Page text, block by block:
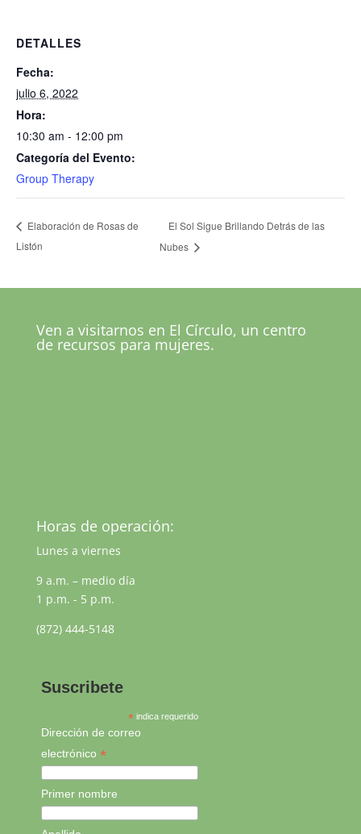
DETALLES
Fecha:
julio 6, 2022
Hora:
10:30 am - 12:00 pm
Categoría del Evento:
Group Therapy
Elaboración de Rosas de
Listón
El Sol Sigue Brillando Detrás de las
Nubes
Ven a visitarnos en El Círculo, un centro
de recursos para mujeres.
Horas de operación:
Lunes a viernes
9 a.m. – medio día
1 p.m. - 5 p.m.
(872) 444-5148
Suscribete
* indica requerido
Dirección de correo
electrónico*
Primer nombre